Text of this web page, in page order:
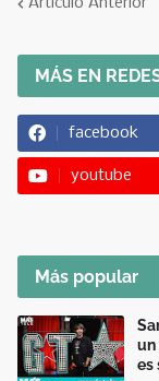
MÁS EN
facebook
youtube
Más popular
un
es